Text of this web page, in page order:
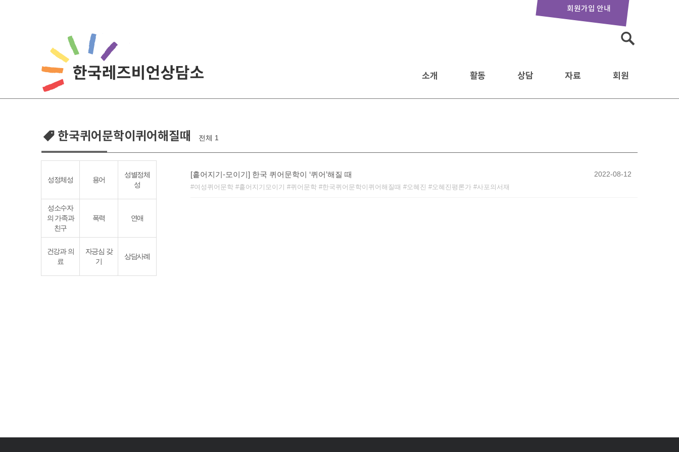
회원가입 안내
소개 활동 상담 자료 회원
한국퀴어문학이퀴어해질때 전체 1
성정체성 용어
성별정체
성
성소수자
의 가족과
친구
폭력 연애
건강과 의
료
자긍심 갖
기
상담사례
[흩어지기-모이기] 한국 퀴어문학이 ‘퀴어’해질 때
여성퀴어문학 흩어지기모이기 퀴어문학 한국퀴어문학이퀴어해질때 오혜진 오혜진평론가 사포의서재
2022-08-12